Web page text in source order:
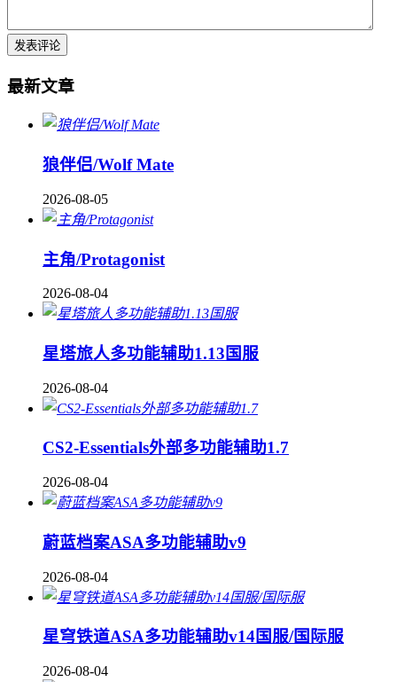
最新文章
狼伴侣/Wolf Mate
2026-08-05
主角/Protagonist
2026-08-04
星塔旅人多功能辅助1.13国服
2026-08-04
CS2-Essentials外部多功能辅助1.7
2026-08-04
蔚蓝档案ASA多功能辅助v9
2026-08-04
星穹铁道ASA多功能辅助v14国服/国际服
2026-08-04